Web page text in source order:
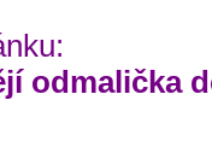
odmalička